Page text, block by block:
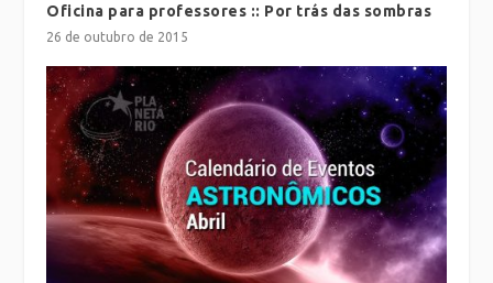
Oficina para professores :: Por trás das sombras
26 de outubro de 2015